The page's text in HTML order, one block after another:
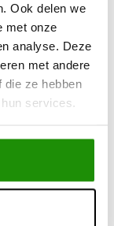
Ook delen we
met onze
analyse. Deze
met andere
die ze hebben
services.
Side Step -